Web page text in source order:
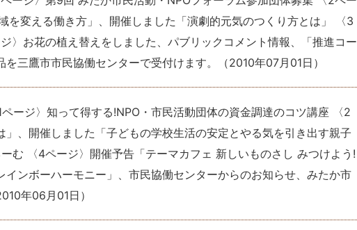
を変える働き方」、開催しました「演劇的元気のつくり方とは」 〈3
〉お花の植え替えをしました、パブリックコメント情報、「推進コー
三鷹市市民協働センターで受付けます。
（2010年07月01日 ）
1ページ〉知って得する!NPO・市民活動団体の資金調達のコツ講座 〈2
、開催しました「子どもの学校生活の安定とやる気を引き出す親子
む 〈4ページ〉開催予告「テーマカフェ 新しいものさし みつけよう!
ンボーハーモニー」、市民協働センターからのお知らせ、みたか市
年06月01日）